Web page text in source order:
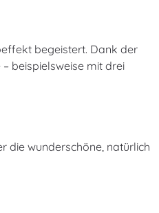
begeistert. Dank der
beispielsweise mit drei
die wunderschöne, natürlich